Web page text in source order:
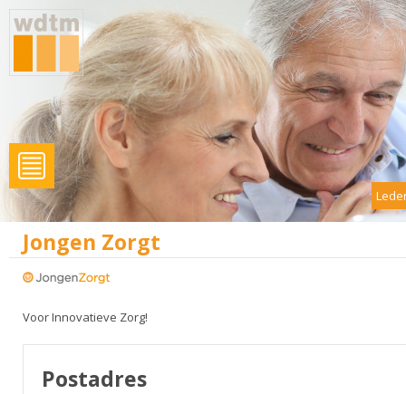
Jongen Zorgt
Voor Innovatieve Zorg!
Postadres